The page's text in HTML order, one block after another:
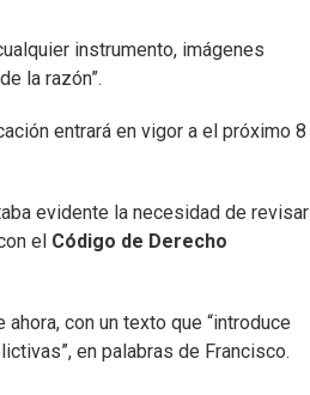
instrumento, imágenes
la razón”.
entrará en vigor a el próximo 8
evidente la necesidad de revisar
el Código de Derecho
ahora, con un texto que “introduce
en palabras de Francisco.